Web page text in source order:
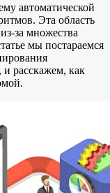
автоматической
Эта область
за множества
мы постараемся
и расскажем, как